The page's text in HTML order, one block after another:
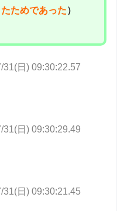
ためであった）
31(日) 09:30:22.57
31(日) 09:30:29.49
31(日) 09:30:21.45